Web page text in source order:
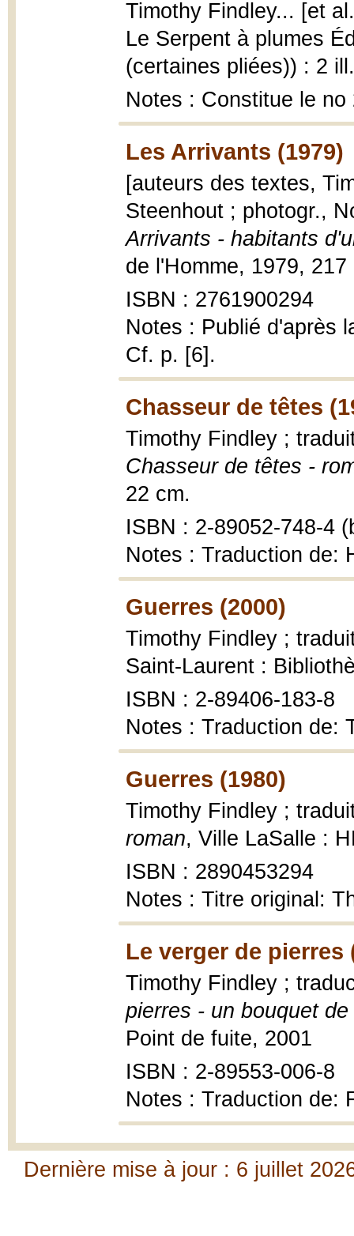
Timothy Findley... [et
Le Serpent à plumes
(certaines pliées)) : 2
Notes : Constitue le
Les Arrivants (1979)
[auteurs des textes,
Steenhout ; photogr.,
Arrivants - habitants
de l'Homme, 1979,
ISBN : 2761900294
Notes : Publié d'après
Cf. p. [6].
Chasseur de têtes
Timothy Findley ;
Chasseur de têtes -
22 cm.
ISBN : 2-89052-748-4
Notes : Traduction de:
Guerres (2000)
Timothy Findley ;
Saint-Laurent :
ISBN : 2-89406-183-8
Notes : Traduction de:
Guerres (1980)
Timothy Findley ;
roman, Ville LaSalle :
ISBN : 2890453294
Notes : Titre original:
Le verger de pierres
Timothy Findley ;
pierres - un bouquet
Point de fuite, 2001
ISBN : 2-89553-006-8
Notes : Traduction de:
Dernière mise à jour : 6 juillet